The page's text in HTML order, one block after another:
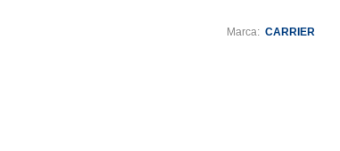
Marca: CARRIER